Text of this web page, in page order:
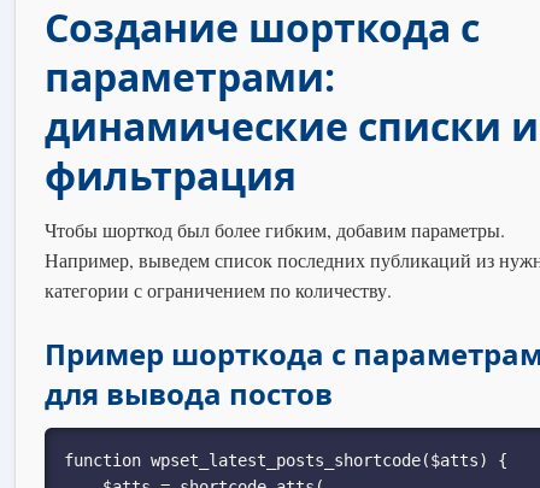
Создание шорткода с
параметрами:
динамические списки и
фильтрация
Чтобы шорткод был более гибким, добавим параметры.
Например, выведем список последних публикаций из
категории с ограничением по количеству.
Пример шорткода с
для вывода постов
function wpset_latest_posts_shortcode($atts) {